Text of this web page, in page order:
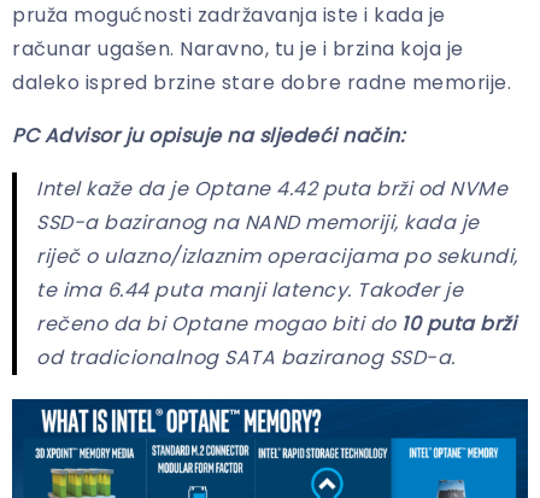
pruža mogućnosti zadržavanja iste i kada je
računar ugašen. Naravno, tu je i brzina koja je
daleko ispred brzine stare dobre radne memorije.
PC Advisor ju opisuje na sljedeći način:
Intel kaže da je Optane 4.42 puta brži od NVMe
SSD-a baziranog na NAND memoriji, kada je
riječ o ulazno/izlaznim operacijama po sekundi,
te ima 6.44 puta manji latency. Također je
rečeno da bi Optane mogao biti do 10 puta brži
od tradicionalnog SATA baziranog SSD-a.